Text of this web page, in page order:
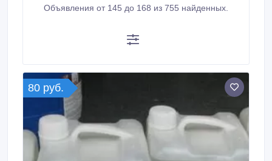
Объявления от 145 до 168 из 755 найденных.
80 руб.